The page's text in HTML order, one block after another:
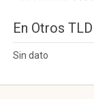
En Otros TLD
Sin dato